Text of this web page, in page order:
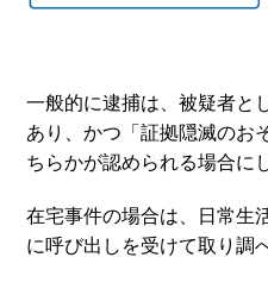
一般的に逮捕は、被疑者と
あり、かつ「証拠隠滅のお
ちらかが認められる場合に
在宅事件の場合は、日常生
に呼び出しを受けて取り調